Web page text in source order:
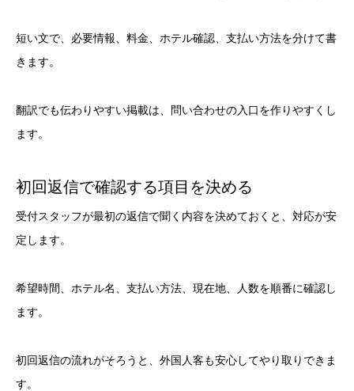
短い文で、必要情報、料金、ホテル確認、支払い方法を分けて書
きます。
翻訳でも伝わりやすい掲載は、問い合わせの入口を作りやすくし
ます。
初回返信で確認する項目を決める
受付スタッフが最初の返信で聞く内容を決めておくと、対応が安
定します。
希望時間、ホテル名、支払い方法、現在地、人数を順番に確認し
ます。
初回返信の流れがそろうと、外国人客も安心してやり取りできま
す。